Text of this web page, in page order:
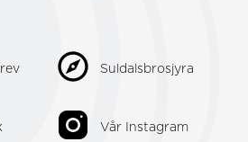
Suldalsbrosjyra
Vår Instagram